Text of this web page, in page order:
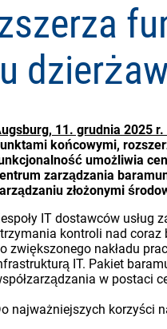
11. grudnia 2025 r.
końcowymi,
umożliwia
zarządzania
złożonymi
IT dostawców usług
kontroli nad coraz
zwiększonego nakładu
IT. Pakiet
w postaci
najważniejszych korzyści